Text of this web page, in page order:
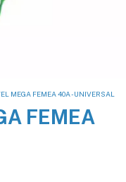
MEGA FEMEA 40A - UNIVERSAL
FEMEA